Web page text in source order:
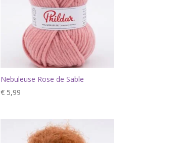
Nebuleuse Rose de Sable
€ 5,99